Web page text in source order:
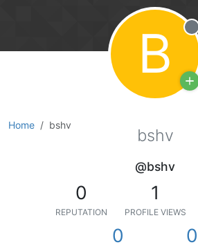
B
Home bshv
bshv
@bshv
0
REPUTATION
1
PROFILE VIEWS
0 0